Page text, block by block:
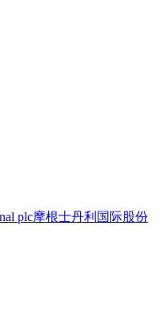
plc摩根士丹利国际股份